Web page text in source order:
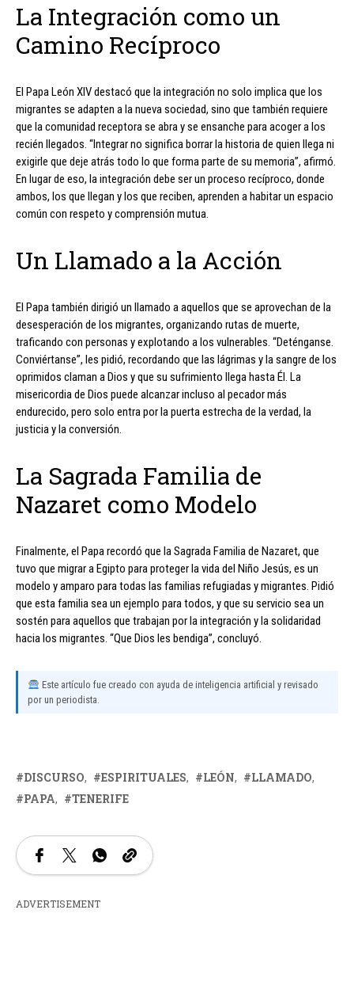
La Integración como un
Camino Recíproco
El Papa León XIV destacó que la integración no solo implica que los
migrantes se adapten a la nueva sociedad, sino que también requiere
que la comunidad receptora se abra y se ensanche para acoger a los
recién llegados. “Integrar no significa borrar la historia de quien llega ni
exigirle que deje atrás todo lo que forma parte de su memoria”, afirmó.
En lugar de eso, la integración debe ser un proceso recíproco, donde
ambos, los que llegan y los que reciben, aprenden a habitar un espacio
común con respeto y comprensión mutua.
Un Llamado a la Acción
El Papa también dirigió un llamado a aquellos que se aprovechan de la
desesperación de los migrantes, organizando rutas de muerte,
traficando con personas y explotando a los vulnerables. “Deténganse.
Conviértanse”, les pidió, recordando que las lágrimas y la sangre de los
oprimidos claman a Dios y que su sufrimiento llega hasta Él. La
misericordia de Dios puede alcanzar incluso al pecador más
endurecido, pero solo entra por la puerta estrecha de la verdad, la
justicia y la conversión.
La Sagrada Familia de
Nazaret como Modelo
Finalmente, el Papa recordó que la Sagrada Familia de Nazaret, que
tuvo que migrar a Egipto para proteger la vida del Niño Jesús, es un
modelo y amparo para todas las familias refugiadas y migrantes. Pidió
que esta familia sea un ejemplo para todos, y que su servicio sea un
sostén para aquellos que trabajan por la integración y la solidaridad
hacia los migrantes. “Que Dios les bendiga”, concluyó.
Este artículo fue creado con ayuda de inteligencia artificial y revisado
por un periodista.
DISCURSO ESPIRITUALES LEÓN
LLAMADO
PAPA
TENERIFE
ADVERTISEMENT